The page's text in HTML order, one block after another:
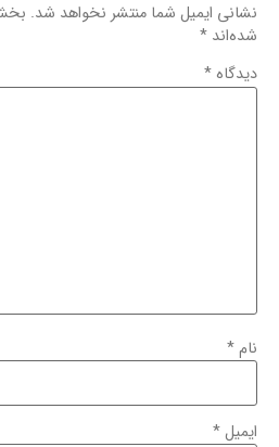
نشانی ایمیل شما منتشر نخواهد شد.
شده‌اند *
دیدگاه *
نام*
ایمیل*